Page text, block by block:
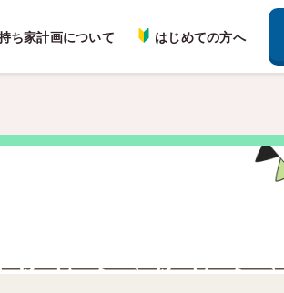
ち家計画について はじめての方へ